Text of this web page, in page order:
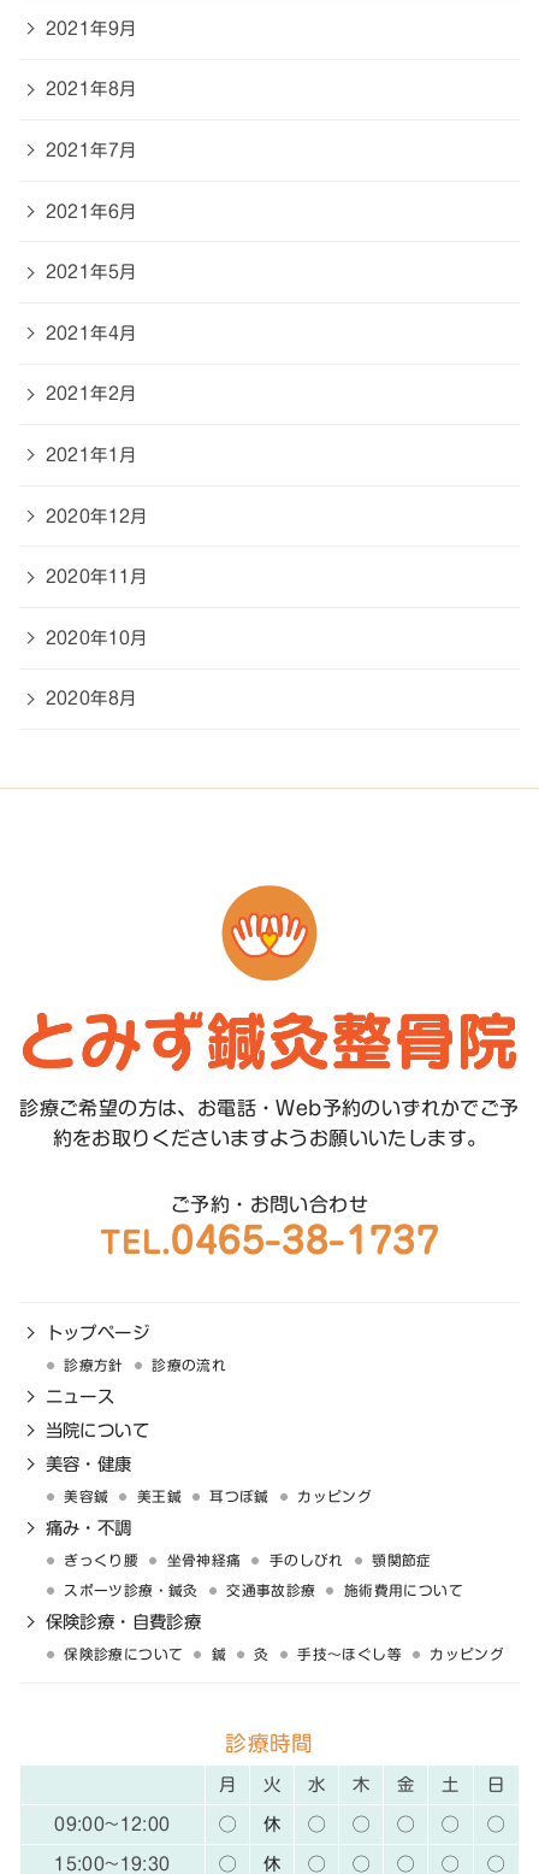
2021年9月
2021年8月
2021年7月
2021年6月
2021年5月
2021年4月
2021年2月
2021年1月
2020年12月
2020年11月
2020年10月
2020年8月
診療ご希望の方は、お電話・Web予約のいずれかでご予
約をお取りくださいますようお願いいたします。
ご予約・お問い合わせ
TEL.0465-38-1737
トップページ
診療方針 診療の流れ
ニュース
当院について
美容・健康
美容鍼 美王鍼 耳つぼ鍼 カッピング
痛み・不調
ぎっくり腰 坐骨神経痛 手のしびれ 顎関節症
スポーツ診療・鍼灸 交通事故診療 施術費用について
保険診療・自費診療
保険診療について 鍼 灸 手技〜ほぐし等 カッピング
診療時間
月 火 水 木 金 土 日
09:00~12:00 ◯ 休 ◯ ◯ ◯ ◯ ◯
15:00~19:30 ◯ 休 ◯ ◯ ◯ ◯ ◯